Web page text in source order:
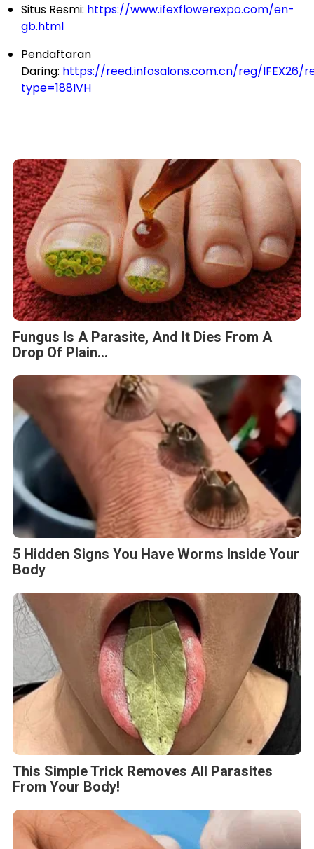
Situs Resmi: https://www.ifexflowerexpo.com/en-
gb.html
Pendaftaran
Daring: https://reed.infosalons.com.cn/reg/IFEX26/
type=188IVH
Fungus Is A Parasite, And It Dies From A
Drop Of Plain...
5 Hidden Signs You Have Worms Inside Your
Body
This Simple Trick Removes All Parasites
From Your Body!